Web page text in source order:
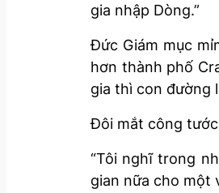
gia nhập Dòng.”
Đức Giám mục
hơn thành phố
gia thì con đường
Đôi mắt công tước
“Tôi nghĩ trong
gian nữa cho một